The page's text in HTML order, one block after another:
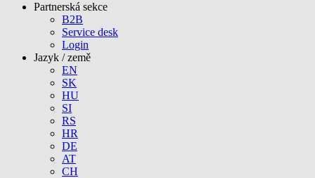
Partnerská sekce
B2B
Service desk
Login
Jazyk / země
EN
SK
HU
SI
RS
HR
DE
AT
CH